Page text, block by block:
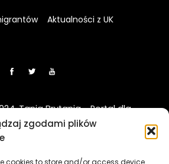
zgodami plików
cookies to store and/or access device
Aktualności z UK
Tania Brytania - Portal dla
w UK